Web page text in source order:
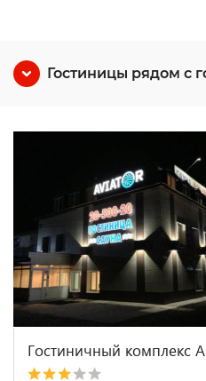
Гостиницы рядом с
Гостиничный комплекс